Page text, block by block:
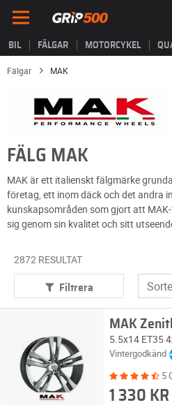
BIL FÄLGAR MOTORCYKEL
Fälgar MAK
FÄLG MAK
MAK är ett italienskt fälgmärke
företag, ett inom däck och det andra
kunskapsområden som gjort att
sig genom sin kvalitet och sitt
2872 RESULTAT
Filtrera
MAK
5.5x14 ET35
Vintergodkänd
5
1 330 KR